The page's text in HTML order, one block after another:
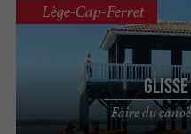
Faire du
Lège-Cap-Ferret